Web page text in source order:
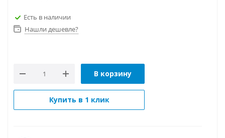
Есть в наличии
Нашли дешевле?
В корзину
Купить в 1 клик